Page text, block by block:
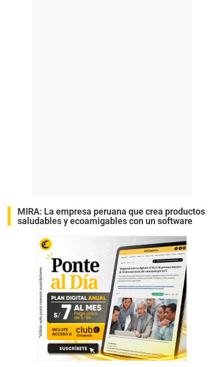
MIRA: La empresa peruana que crea productos
saludables y ecoamigables con un software